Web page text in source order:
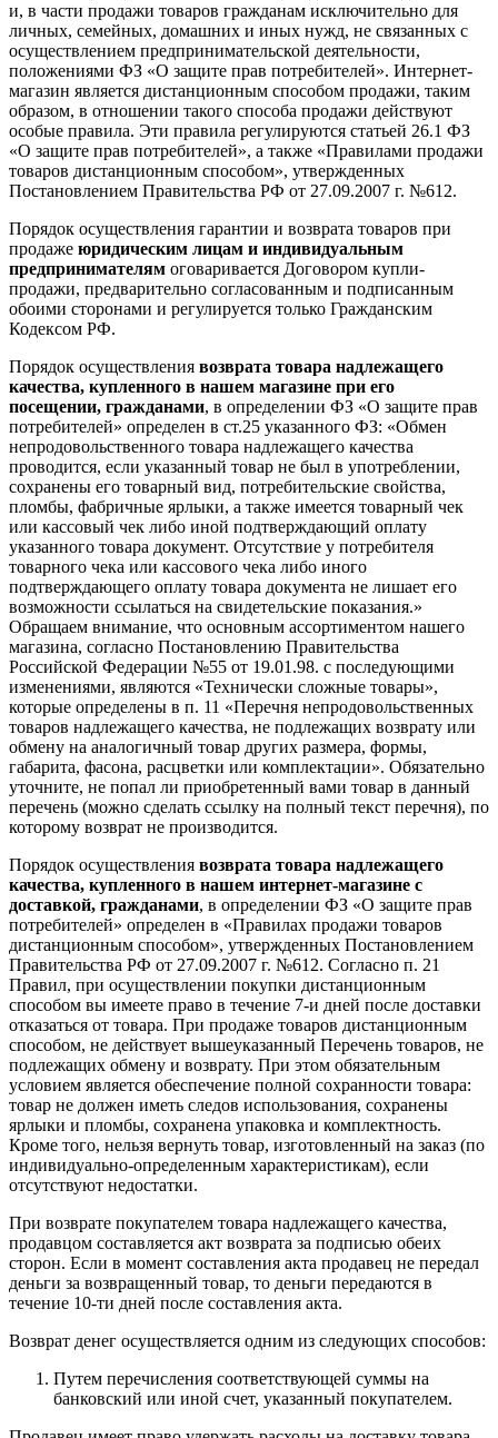
и, в части продажи товаров гражданам исключительно для
личных, семейных, домашних и иных нужд, не связанных с
осуществлением предпринимательской деятельности,
положениями ФЗ «О защите прав потребителей». Интернет-
магазин является дистанционным способом продажи, таким
образом, в отношении такого способа продажи действуют
особые правила. Эти правила регулируются статьей 26.1 ФЗ
«О защите прав потребителей», а также «Правилами продажи
товаров дистанционным способом», утвержденных
Постановлением Правительства РФ от 27.09.2007 г. №612.
Порядок осуществления гарантии и возврата товаров при
продаже юридическим лицам и индивидуальным
предпринимателям оговаривается Договором купли-
продажи, предварительно согласованным и подписанным
обоими сторонами и регулируется только Гражданским
Кодексом РФ.
Порядок осуществления возврата товара надлежащего
качества, купленного в нашем магазине при его
посещении, гражданами, в определении ФЗ «О защите прав
потребителей» определен в ст.25 указанного ФЗ: «Обмен
непродовольственного товара надлежащего качества
проводится, если указанный товар не был в употреблении,
сохранены его товарный вид, потребительские свойства,
пломбы, фабричные ярлыки, а также имеется товарный чек
или кассовый чек либо иной подтверждающий оплату
указанного товара документ. Отсутствие у потребителя
товарного чека или кассового чека либо иного
подтверждающего оплату товара документа не лишает его
возможности ссылаться на свидетельские показания.»
Обращаем внимание, что основным ассортиментом нашего
магазина, согласно Постановлению Правительства
Российской Федерации №55 от 19.01.98. с последующими
изменениями, являются «Технически сложные товары»,
которые определены в п. 11 «Перечня непродовольственных
товаров надлежащего качества, не подлежащих возврату или
обмену на аналогичный товар других размера, формы,
габарита, фасона, расцветки или комплектации». Обязательно
уточните, не попал ли приобретенный вами товар в данный
перечень (можно сделать ссылку на полный текст перечня), по
которому возврат не производится.
Порядок осуществления возврата товара надлежащего
качества, купленного в нашем интернет-магазине с
доставкой, гражданами, в определении ФЗ «О защите прав
потребителей» определен в «Правилах продажи товаров
дистанционным способом», утвержденных Постановлением
Правительства РФ от 27.09.2007 г. №612. Согласно п. 21
Правил, при осуществлении покупки дистанционным
способом вы имеете право в течение 7-и дней после доставки
отказаться от товара. При продаже товаров дистанционным
способом, не действует вышеуказанный Перечень товаров, не
подлежащих обмену и возврату. При этом обязательным
условием является обеспечение полной сохранности товара:
товар не должен иметь следов использования, сохранены
ярлыки и пломбы, сохранена упаковка и комплектность.
Кроме того, нельзя вернуть товар, изготовленный на заказ (по
индивидуально-определенным характеристикам), если
отсутствуют недостатки.
При возврате покупателем товара надлежащего качества,
продавцом составляется акт возврата за подписью обеих
сторон. Если в момент составления акта продавец не передал
деньги за возвращенный товар, то деньги передаются в
течение 10-ти дней после составления акта.
Возврат денег осуществляется одним из следующих способов:
Путем перечисления соответствующей суммы на
банковский или иной счет, указанный покупателем.